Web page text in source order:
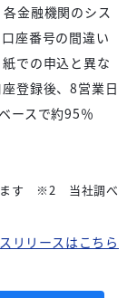
金融機関のシス
座番号の間違い
での申込と異な
登録後、8営業日
ースで約95％
ます ※2 当社調べ
リリースはこちら